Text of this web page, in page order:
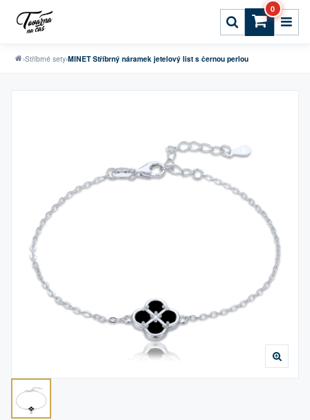
0
›Stříbrné sety›MINET Stříbrný náramek jetelový list s černou perlou